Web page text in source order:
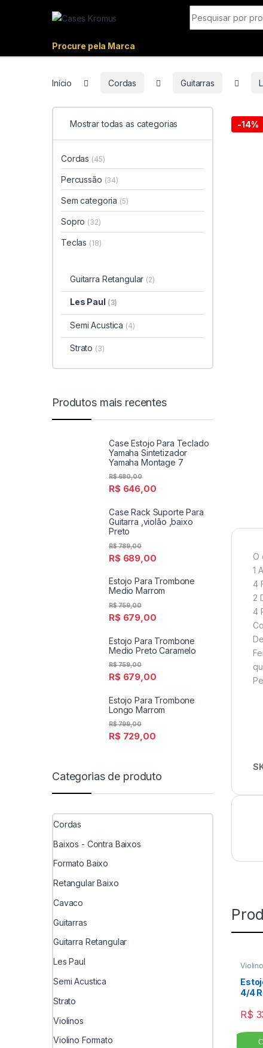
Procure pela Marca
Início Cordas Guitarras
-14%
O
1
4
2
4
4/4
R$
Mostrar todas as categorias
Cordas (45)
Percussão (34)
Sem categoria (5)
Sopro (32)
Teclas (18)
Guitarra Retangular (2)
Les Paul (3)
Semi Acustica (4)
Strato (3)
Produtos mais recentes
Case Estojo Para Teclado
Yamaha Sintetizador
Yamaha Montage 7
R$646,00
R$680,00
Case Rack Suporte Para
Guitarra ,violão ,baixo
Preto
R$689,00
R$789,00
Estojo Para Trombone
Medio Marrom
R$679,00
R$759,00
Estojo Para Trombone
Medio Preto Caramelo
R$679,00
R$759,00
Estojo Para Trombone
Longo Marrom
R$729,00
R$799,00
Categorias de produto
Cordas
Baixos - Contra Baixos
Formato Baixo
Retangular Baixo
Cavaco
Guitarras
Guitarra Retangular
Les Paul
Semi Acustica
Strato
Violinos
Violino Formato